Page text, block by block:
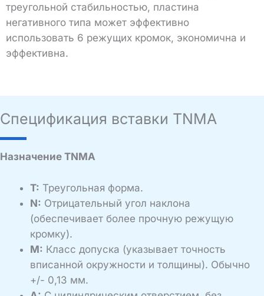
треугольной стабильностью, пластина
негативного типа может эффективно
использовать 6 режущих кромок, экономична и
эффективна.
Спецификация вставки TNMA
Назначение TNMA
T: Треугольная форма.
N: Отрицательный угол наклона
(обеспечивает более прочную режущую
кромку).
M: Класс допуска (указывает точность
вписанной окружности и толщины). Обычно
+/- 0,13 мм.